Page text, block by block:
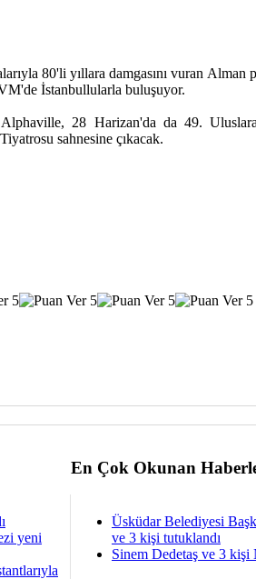
80'li yıllara damgasını vuran Alman
İstanbullularla buluşuyor.
28 Harizan'da da 49.
sahnesine çıkacak.
En Çok Okunan
yeni
Üsküdar Belediyesi
ve 3 kişi tutuklandı
Sinem Dedetaş ve 3 kişi